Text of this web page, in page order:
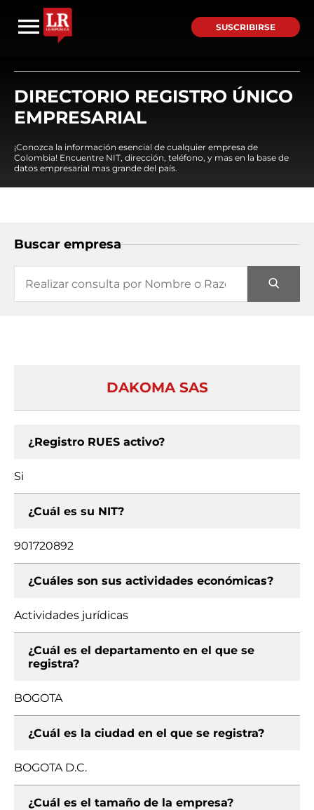
SUSCRIBIRSE
DIRECTORIO REGISTRO ÚNICO
EMPRESARIAL
¡Conozca la información esencial de cualquier empresa de
Colombia! Encuentre NIT, dirección, teléfono, y mas en la base de
datos empresarial mas grande del país.
Buscar empresa
DAKOMA SAS
¿Registro RUES activo?
Si
¿Cuál es su NIT?
901720892
¿Cuáles son sus actividades económicas?
Actividades jurídicas
¿Cuál es el departamento en el que se
registra?
BOGOTA
¿Cuál es la ciudad en el que se registra?
BOGOTA D.C.
¿Cuál es el tamaño de la empresa?